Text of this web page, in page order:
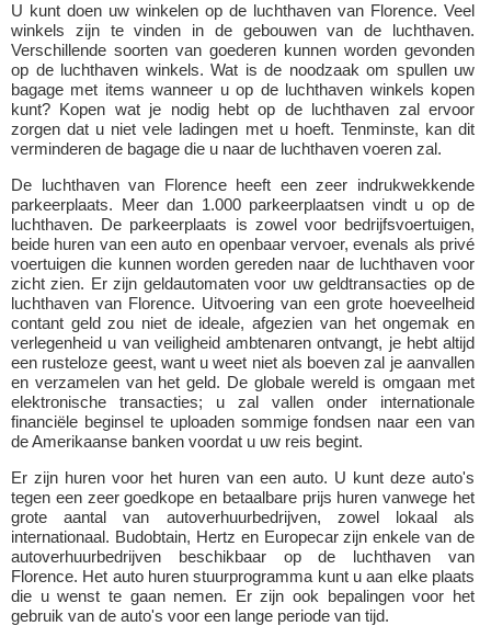
U kunt doen uw winkelen op de luchthaven van Florence. Veel
winkels zijn te vinden in de gebouwen van de luchthaven.
Verschillende soorten van goederen kunnen worden gevonden
op de luchthaven winkels. Wat is de noodzaak om spullen uw
bagage met items wanneer u op de luchthaven winkels kopen
kunt? Kopen wat je nodig hebt op de luchthaven zal ervoor
zorgen dat u niet vele ladingen met u hoeft. Tenminste, kan dit
verminderen de bagage die u naar de luchthaven voeren zal.
De luchthaven van Florence heeft een zeer indrukwekkende
parkeerplaats. Meer dan 1.000 parkeerplaatsen vindt u op de
luchthaven. De parkeerplaats is zowel voor bedrijfsvoertuigen,
beide huren van een auto en openbaar vervoer, evenals als privé
voertuigen die kunnen worden gereden naar de luchthaven voor
zicht zien. Er zijn geldautomaten voor uw geldtransacties op de
luchthaven van Florence. Uitvoering van een grote hoeveelheid
contant geld zou niet de ideale, afgezien van het ongemak en
verlegenheid u van veiligheid ambtenaren ontvangt, je hebt altijd
een rusteloze geest, want u weet niet als boeven zal je aanvallen
en verzamelen van het geld. De globale wereld is omgaan met
elektronische transacties; u zal vallen onder internationale
financiële beginsel te uploaden sommige fondsen naar een van
de Amerikaanse banken voordat u uw reis begint.
Er zijn huren voor het huren van een auto. U kunt deze auto's
tegen een zeer goedkope en betaalbare prijs huren vanwege het
grote aantal van autoverhuurbedrijven, zowel lokaal als
internationaal. Budobtain, Hertz en Europecar zijn enkele van de
autoverhuurbedrijven beschikbaar op de luchthaven van
Florence. Het auto huren stuurprogramma kunt u aan elke plaats
die u wenst te gaan nemen. Er zijn ook bepalingen voor het
gebruik van de auto's voor een lange periode van tijd.